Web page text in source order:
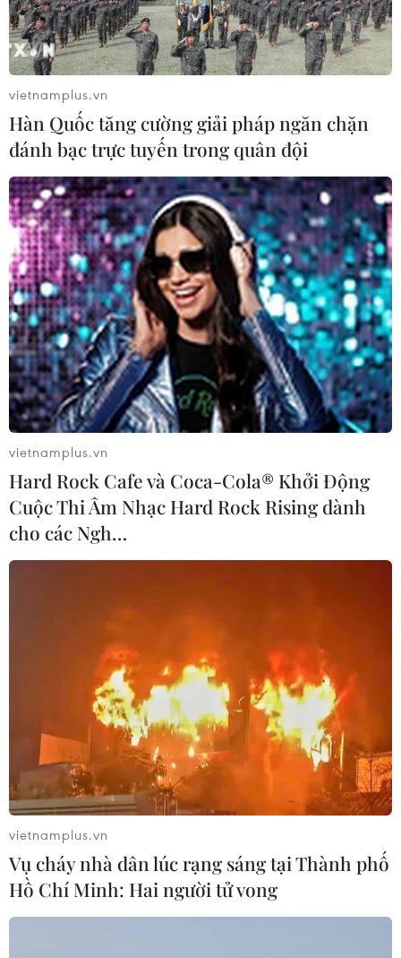
Mỹ-Hàn-Nhật thúc đẩy cho các cuộc đối
thoại sắp tới với Triều Tiên
13/04/2018 01:29
Quan chức Hàn Quốc nhấn mạnh tầm quan trọng của
việc tổ chức thành công hội nghị thượng đỉnh liên Triều
cũng như hội nghị thượng đỉnh Triều Tiên-Mỹ.
Trung Quốc hoan nghênh diễn biến tích
cực trên Bán đảo Triều Tiên
21/04/2018 07:47
Người phát ngôn Bộ Ngoại giao Trung Quốc Lục Khảng
khẳng định Bắc Kinh hoan nghênh quyết định mới nhất
này của ban lãnh đạo Triều Tiên.
vietnamplus.vn
Hàn Quốc tăng cường giải pháp ngăn chặn
đánh bạc trực tuyến trong quân đội
vietnamplus.vn
Hard Rock Cafe và Coca-Cola® Khởi Động
Cuộc Thi Âm Nhạc Hard Rock Rising dành
cho các Ngh…
vietnamplus.vn
Vụ cháy nhà dân lúc rạng sáng tại Thành phố
Hồ Chí Minh: Hai người tử vong